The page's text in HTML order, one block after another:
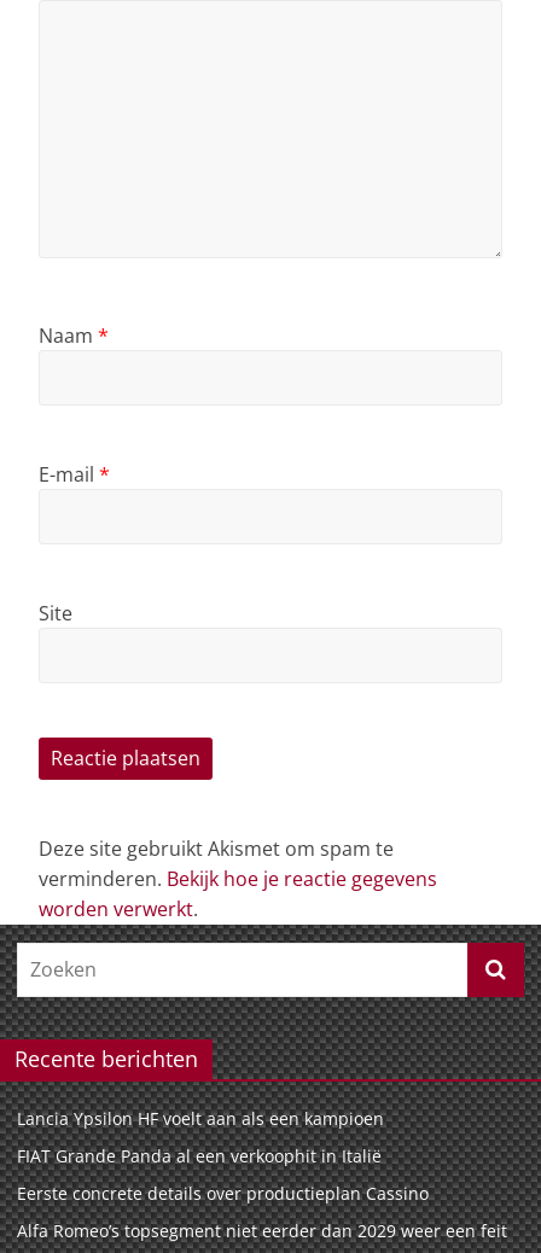
Naam *
E-mail *
Site
Deze site gebruikt Akismet om spam te
verminderen. Bekijk hoe je reactie gegevens
worden verwerkt.
Recente berichten
Lancia Ypsilon HF voelt aan als een kampioen
FIAT Grande Panda al een verkoophit in Italië
Eerste concrete details over productieplan Cassino
Alfa Romeo’s topsegment niet eerder dan 2029 weer een feit